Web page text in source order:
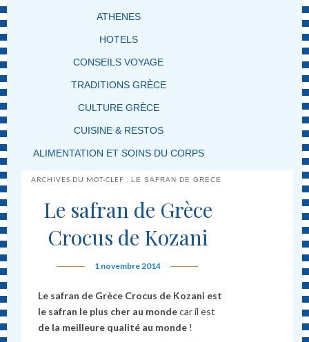
ATHENES
HOTELS
CONSEILS VOYAGE
TRADITIONS GRÈCE
CULTURE GRÈCE
CUISINE & RESTOS
ALIMENTATION ET SOINS DU CORPS
ARCHIVES DU MOT-CLEF :LE SAFRAN DE GRECE
Le safran de Grèce
Crocus de Kozani
1 novembre 2014
Le safran de Grèce Crocus de Kozani est
le safran le plus cher au mondecar il est
de la meilleure qualité au monde !